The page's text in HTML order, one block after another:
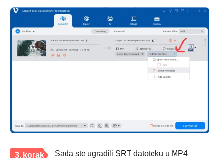
3. korak Sada ste ugradili SRT datoteku u MP4